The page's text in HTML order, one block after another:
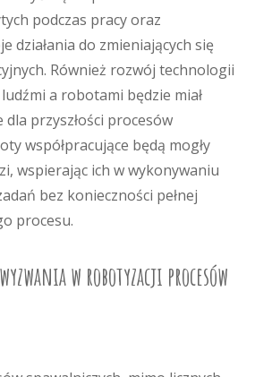
podczas pracy oraz
działania do zmieniających się
Również rozwój technologii
a robotami będzie miał
dla przyszłości procesów
współpracujące będą mogły
wspierając ich w wykonywaniu
bez konieczności pełnej
procesu.
w robotyzacji procesów